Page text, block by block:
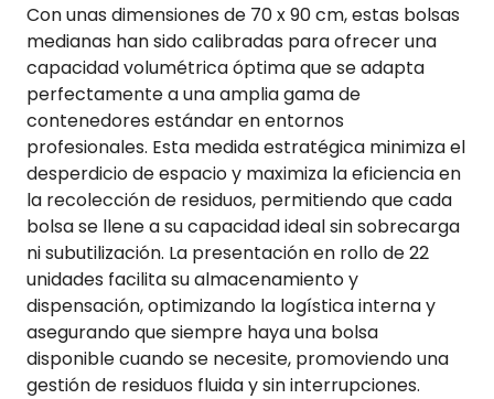
Con unas dimensiones de 70 x 90 cm, estas bolsas
medianas han sido calibradas para ofrecer una
capacidad volumétrica óptima que se adapta
perfectamente a una amplia gama de
contenedores estándar en entornos
profesionales. Esta medida estratégica minimiza el
desperdicio de espacio y maximiza la eficiencia en
la recolección de residuos, permitiendo que cada
bolsa se llene a su capacidad ideal sin sobrecarga
ni subutilización. La presentación en rollo de 22
unidades facilita su almacenamiento y
dispensación, optimizando la logística interna y
asegurando que siempre haya una bolsa
disponible cuando se necesite, promoviendo una
gestión de residuos fluida y sin interrupciones.